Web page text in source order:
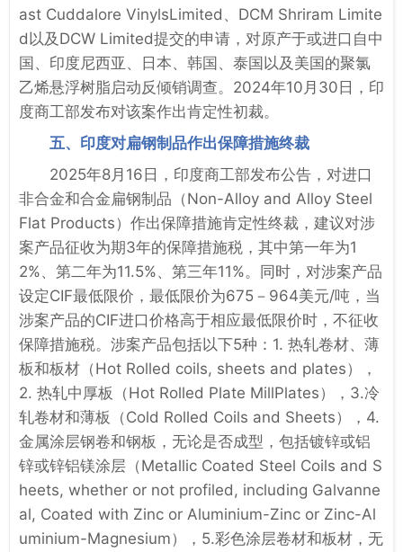
ast Cuddalore VinylsLimited、DCM Shriram Limite
d以及DCW Limited提交的申请，对原产于或进口自中
国、印度尼西亚、日本、韩国、泰国以及美国的聚氯
乙烯悬浮树脂启动反倾销调查。2024年10月30日，印
度商工部发布对该案作出肯定性初裁。
五、印度对扁钢制品作出保障措施终裁
2025年8月16日，印度商工部发布公告，对进口
非合金和合金扁钢制品（Non-Alloy and Alloy Steel
Flat Products）作出保障措施肯定性终裁，建议对涉
案产品征收为期3年的保障措施税，其中第一年为1
2%、第二年为11.5%、第三年11%。同时，对涉案产品
设定CIF最低限价，最低限价为675－964美元/吨，当
涉案产品的CIF进口价格高于相应最低限价时，不征收
保障措施税。涉案产品包括以下5种：1. 热轧卷材、薄
板和板材（Hot Rolled coils, sheets and plates），
2. 热轧中厚板（Hot Rolled Plate MillPlates），3.冷
轧卷材和薄板（Cold Rolled Coils and Sheets），4.
金属涂层钢卷和钢板，无论是否成型，包括镀锌或铝
锌或锌铝镁涂层（Metallic Coated Steel Coils and S
heets, whether or not profiled, including Galvanne
al, Coated with Zinc or Aluminium-Zinc or Zinc-Al
uminium-Magnesium），5.彩色涂层卷材和板材，无